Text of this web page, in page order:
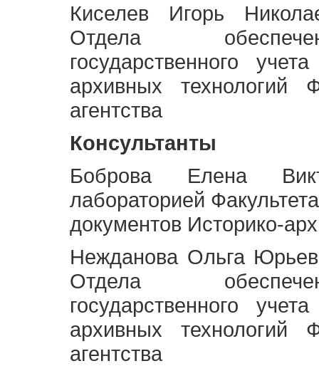
Киселев Игорь
Отдела
государственного
архивных технологий
агентства
Консультанты
Боброва Елена
лабораторией
документов Историко-
Нежданова Ольга
Отдела
государственного
архивных технологий
агентства